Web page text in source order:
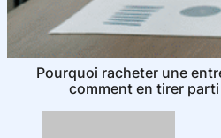
Pourquoi racheter une
comment en tirer